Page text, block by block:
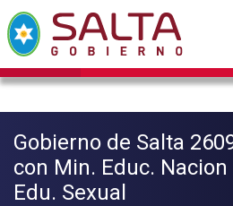
Gobierno de Salta
con Min. Educ.
Edu. Sexual